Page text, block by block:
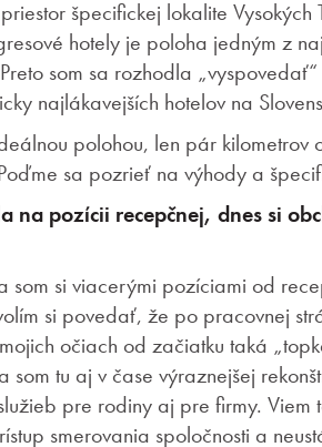
špecifickej lokalite
hotely je poloha jedným z
som sa rozhodla
najlákavejších hotelov na
polohou, len pár
sa pozrieť na výhody a
na pozícii recepčnej, dnes si
som si viacerými pozíciami od
si povedať, že po pracovnej
očiach od začiatku taká
som tu aj v čase výraznejšej
pre rodiny aj pre firmy.
smerovania spoločnosti a